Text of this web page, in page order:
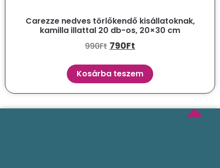
Carezze nedves törlőkendő kisállatoknak,
kamilla illattal 20 db-os, 20×30 cm
990Ft 790Ft
Kosárba teszem